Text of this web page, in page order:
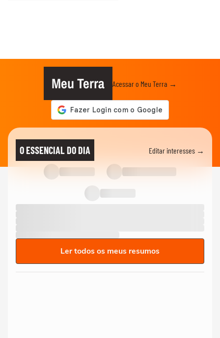
Meu Terra Acessar o Meu Terra →
O ESSENCIAL DO DIA Editar interesses →
Ler todos os meus resumos